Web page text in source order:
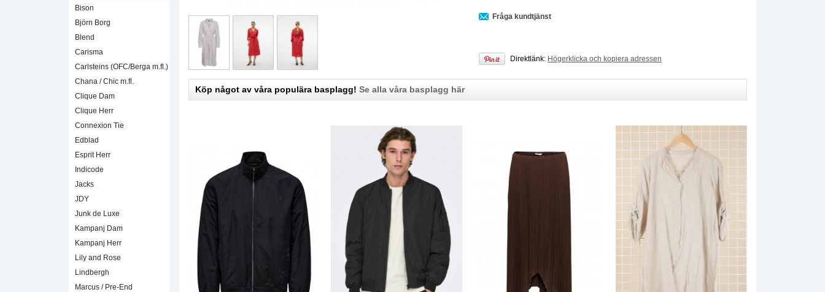
Bison
Björn Borg
Blend
Carisma
Carlsteins (OFC/Berga m.fl.)
Chana / Chic m.fl.
Clique Dam
Clique Herr
Connexion Tie
Edblad
Esprit Herr
Indicode
Jacks
JDY
Junk de Luxe
Kampanj Dam
Kampanj Herr
Lily and Rose
Lindbergh
Marcus / Pre-End
Fråga kundtjänst
Direktlänk: Högerklicka och kopiera adressen
Köp något av våra populära basplagg! Se alla våra basplagg här